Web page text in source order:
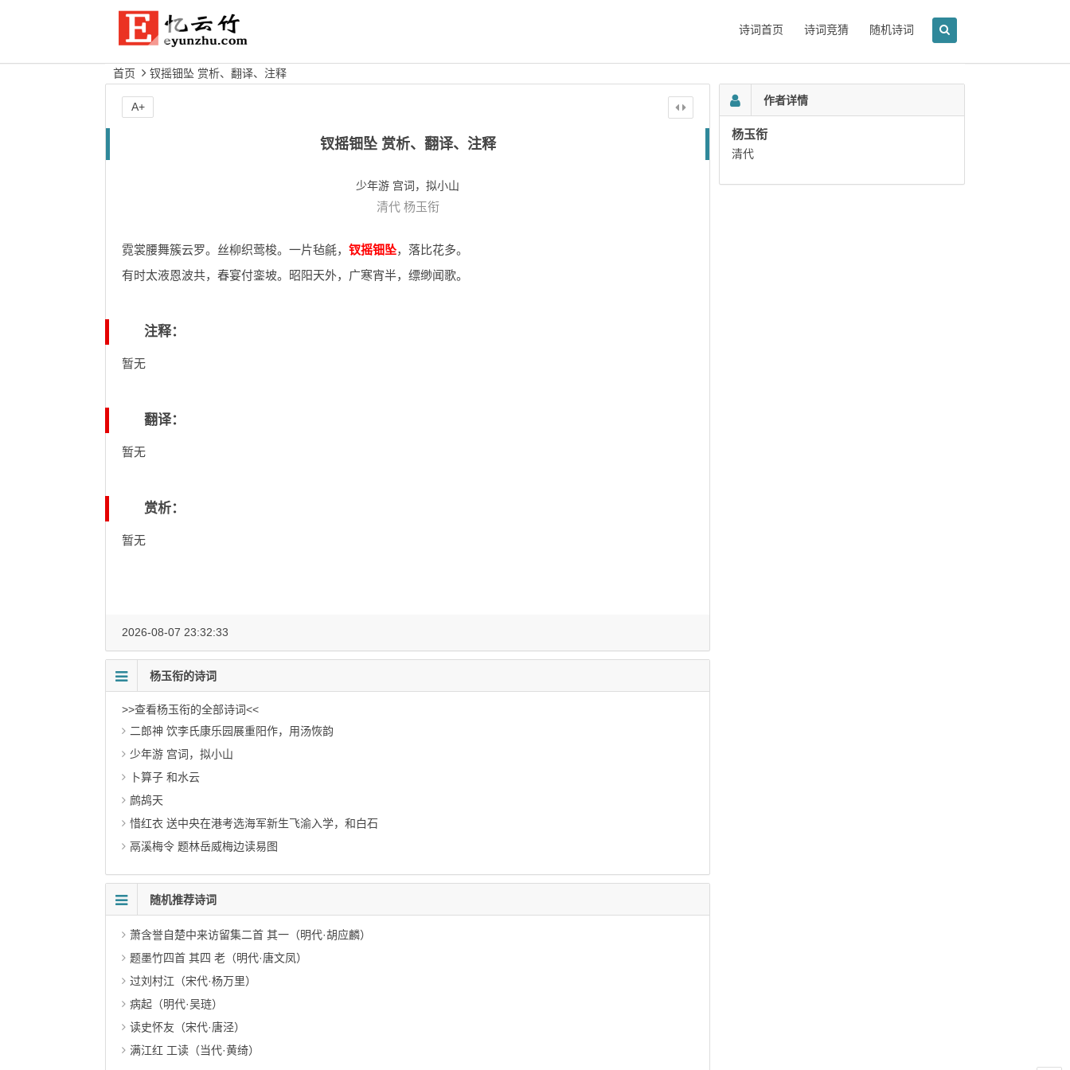
诗词首页 诗词竞猜 随机诗词
首页 钗摇钿坠 赏析、翻译、注释
钗摇钿坠 赏析、翻译、注释
少年游 宫词，拟小山
清代 杨玉衔
霓裳腰舞簇云罗。丝柳织莺梭。一片毡毹， 钗摇钿坠，落比花多。
有时太液恩波共，春宴付銮坡。昭阳天外，广寒宵半，缥缈闻歌。
注释：
暂无
翻译：
暂无
赏析：
暂无
A+
2026-08-07 23:32:33
杨玉衔的诗词
>>查看杨玉衔的全部诗词<<
二郎神 饮李氏康乐园展重阳作，用汤恢韵
少年游 宫词，拟小山
卜算子 和水云
鹧鸪天
惜红衣 送中央在港考选海军新生飞渝入学，和白石
鬲溪梅令 题林岳威梅边读易图
随机推荐诗词
萧含誉自楚中来访留集二首 其一（明代·胡应麟）
题墨竹四首 其四 老（明代·唐文凤）
过刘村江（宋代·杨万里）
病起（明代·吴琏）
读史怀友（宋代·唐泾）
满江红 工读（当代·黄绮）
作者详情
杨玉衔
清代